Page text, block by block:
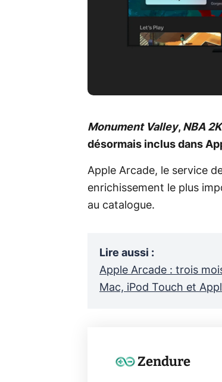
Monument Valley, NBA
désormais inclus dans
Apple Arcade, le service
enrichissement le plus
au catalogue.
Lire aussi :
Apple Arcade : trois
Mac, iPod Touch et
Zendure